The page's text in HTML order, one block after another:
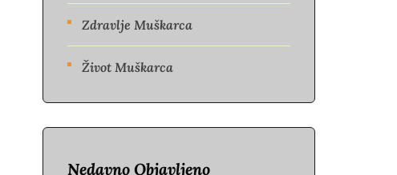
Zdravlje Muškarca
Život Muškarca
Nedavno Objavljeno